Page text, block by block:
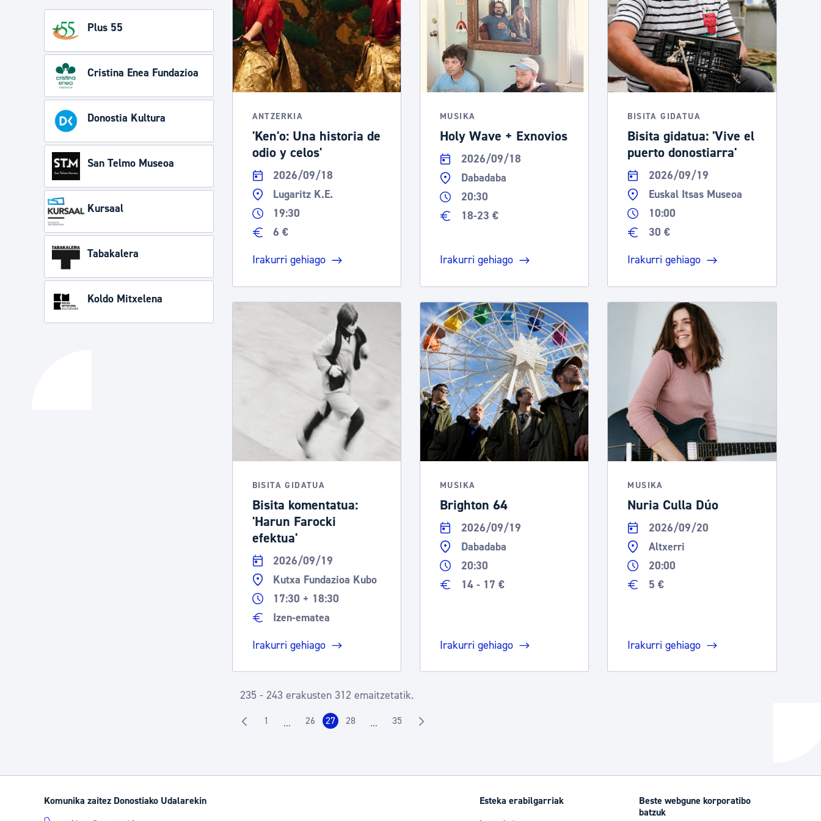
Plus 55
Cristina Enea Fundazioa
Donostia Kultura
San Telmo Museoa
Kursaal
Tabakalera
Koldo Mitxelena
ANTZERKIA
'Ken'o: Una historia de
odio y celos'
2026/09/18
Lugaritz K.E.
19:30
6 €
Irakurri gehiago
MUSIKA
Holy Wave + Exnovios
2026/09/18
Dabadaba
20:30
18-23 €
Irakurri gehiago
BISITA GIDATUA
Bisita gidatua: 'Vive el
puerto donostiarra'
2026/09/19
Euskal Itsas Museoa
10:00
30 €
Irakurri gehiago
BISITA GIDATUA
Bisita komentatua:
'Harun Farocki
efektua'
2026/09/19
Kutxa Fundazioa Kubo
17:30 + 18:30
Izen-ematea
Irakurri gehiago
MUSIKA
Brighton 64
2026/09/19
Dabadaba
20:30
14 - 17 €
Irakurri gehiago
MUSIKA
Nuria Culla Dúo
2026/09/20
Altxerri
20:00
5 €
Irakurri gehiago
235 - 243 erakusten 312 emaitzetatik.
Orrialdea
1 ...Intermediate Pages Use TAB to navigate.
Orrialdea
26 Orrialdea
27 Orrialdea
28 ...Intermediate Pages Use TAB to navigate.
Orrialdea
35
Komunika zaitez Donostiako Udalarekin Esteka erabilgarriak
Beste webgune korporatibo
batzuk